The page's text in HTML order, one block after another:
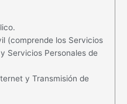
(comprende los Servicios
Servicios Personales de
y Transmisión de